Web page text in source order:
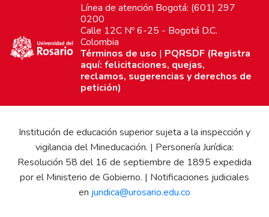
Línea de atención Bogotá: (601) 297
0200
Calle 12C Nº 6-25 - Bogotá D.C.
Colombia
Términos de uso | PQRSDF (Registra
aquí: felicitaciones, quejas,
reclamos, sugerencias y derechos de
petición)
Institución de educación superior sujeta a la inspección y
vigilancia del Mineducación. | Personería Jurídica:
Resolución 58 del 16 de septiembre de 1895 expedida
por el Ministerio de Gobierno. | Notificaciones judiciales
en juridica@urosario.edu.co